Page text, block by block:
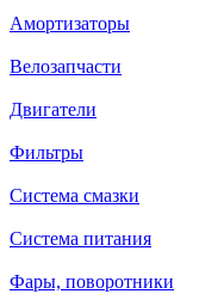
Амортизаторы
Велозапчасти
Двигатели
Фильтры
Система смазки
Система питания
Фары, поворотники